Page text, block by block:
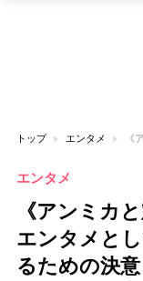
トップ エンタメ
エンタメ
《アンミカ
エンタメと
るための決